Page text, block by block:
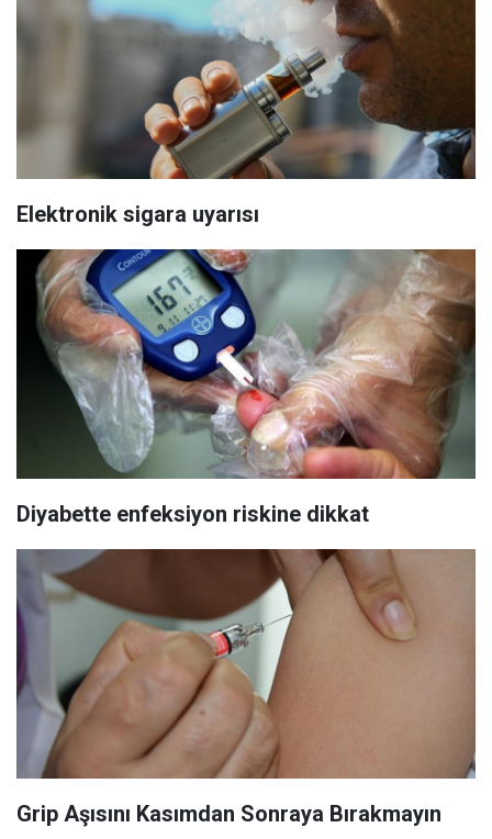
Elektronik sigara uyarısı
Diyabette enfeksiyon riskine dikkat
Grip Aşısını Kasımdan Sonraya Bırakmayın